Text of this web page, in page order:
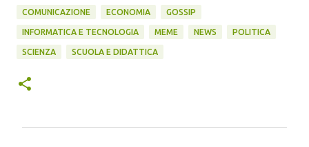
COMUNICAZIONE ECONOMIA GOSSIP
INFORMATICA E TECNOLOGIA MEME NEWS POLITICA
SCIENZA SCUOLA E DIDATTICA